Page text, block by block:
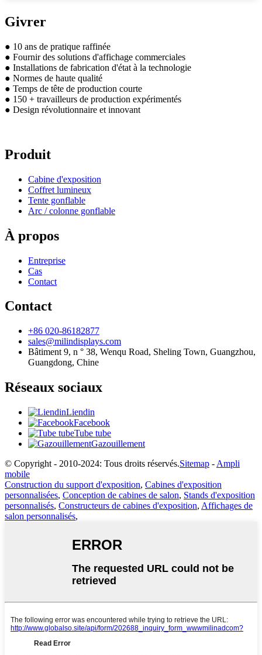
Givrer
● 10 ans de pratique raffinée
● Fournir des solutions d'affichage commerciales
● Installations de fabrication d'état à la technologie
● Normes de haute qualité
● Temps de tête de production courte
● 150 + travailleurs de production expérimentés
● Design révolutionnaire et innovant
Produit
Cabine d'exposition
Coffret lumineux
Tente gonflable
Arc / colonne gonflable
À propos
Entreprise
Cas
Contact
Contact
+86 020-86182877
sales@milindisplays.com
Bâtiment 9, n ° 38, Wenqu Road, Sheling Town, Guangzhou,
Guangdong, Chine
Réseaux sociaux
Liendin
Facebook
Tube tube
Gazouillement
© Copyright - 2010-2024: Tous droits réservés.Sitemap - Ampli
mobile
Construction du support d'exposition, Cabines d'exposition
personnalisées, Conception de cabines de salon, Stands d'exposition
personnalisés, Constructeurs de cabines d'exposition, Affichages de
salon personnalisés,